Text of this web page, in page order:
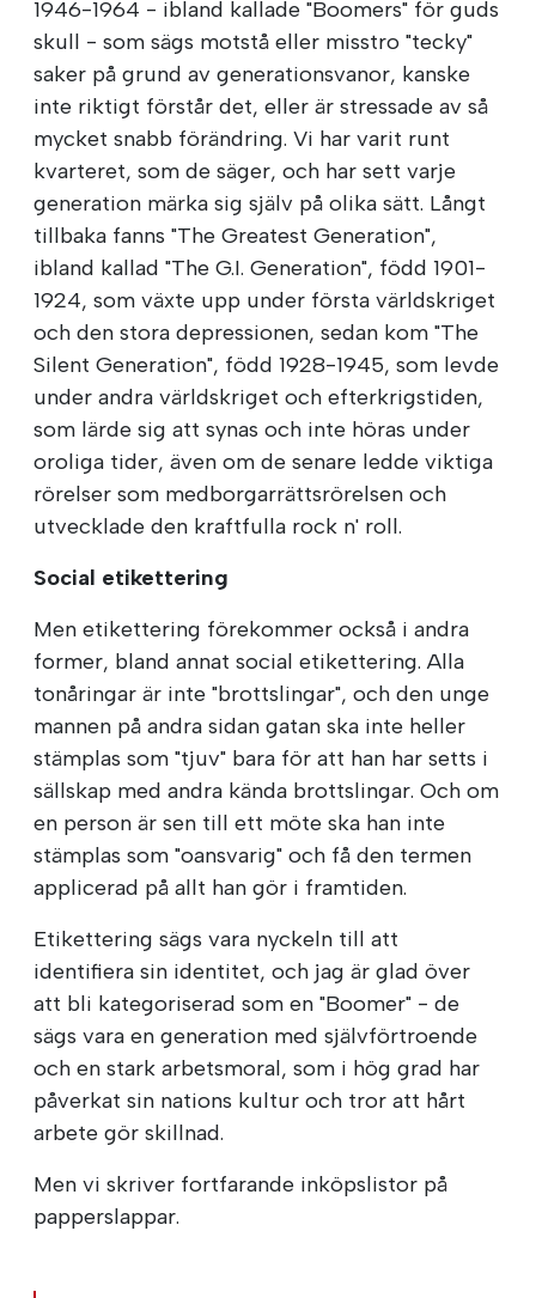
1946-1964 - ibland kallade "Boomers" för guds
skull - som sägs motstå eller misstro "tecky"
saker på grund av generationsvanor, kanske
inte riktigt förstår det, eller är stressade av så
mycket snabb förändring. Vi har varit runt
kvarteret, som de säger, och har sett varje
generation märka sig själv på olika sätt. Långt
tillbaka fanns "The Greatest Generation",
ibland kallad "The G.I. Generation", född 1901-
1924, som växte upp under första världskriget
och den stora depressionen, sedan kom "The
Silent Generation", född 1928-1945, som levde
under andra världskriget och efterkrigstiden,
som lärde sig att synas och inte höras under
oroliga tider, även om de senare ledde viktiga
rörelser som medborgarrättsrörelsen och
utvecklade den kraftfulla rock n' roll.
Social etikettering
Men etikettering förekommer också i andra
former, bland annat social etikettering. Alla
tonåringar är inte "brottslingar", och den unge
mannen på andra sidan gatan ska inte heller
stämplas som "tjuv" bara för att han har setts i
sällskap med andra kända brottslingar. Och om
en person är sen till ett möte ska han inte
stämplas som "oansvarig" och få den termen
applicerad på allt han gör i framtiden.
Etikettering sägs vara nyckeln till att
identifiera sin identitet, och jag är glad över
att bli kategoriserad som en "Boomer" - de
sägs vara en generation med självförtroende
och en stark arbetsmoral, som i hög grad har
påverkat sin nations kultur och tror att hårt
arbete gör skillnad.
Men vi skriver fortfarande inköpslistor på
papperslappar.